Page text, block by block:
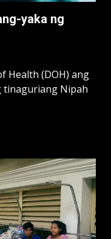
yaka ng
Health (DOH) ang
tinaguriang Nipah